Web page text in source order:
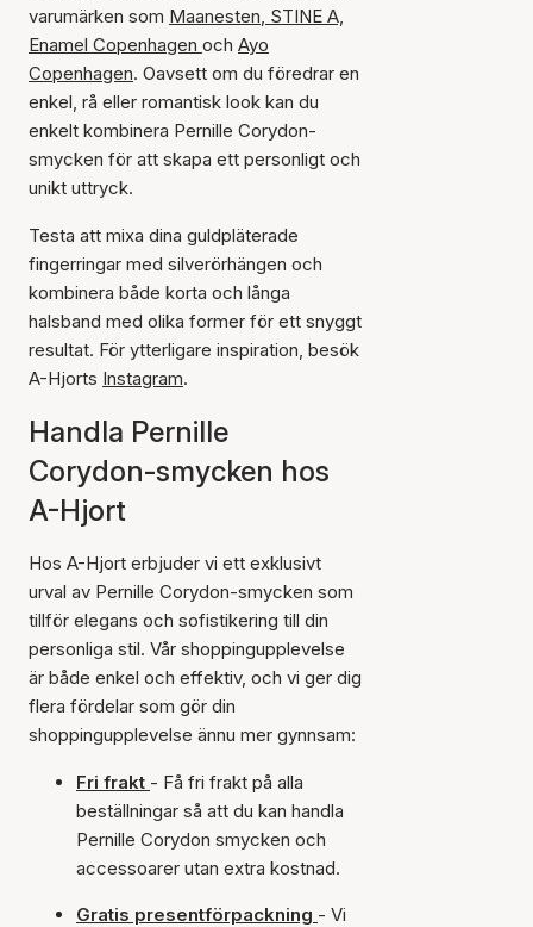
varumärken som Maanesten, STINE A,
Enamel Copenhagen och Ayo
Copenhagen. Oavsett om du föredrar en
enkel, rå eller romantisk look kan du
enkelt kombinera Pernille Corydon-
smycken för att skapa ett personligt och
unikt uttryck.
Testa att mixa dina guldpläterade
fingerringar med silverörhängen och
kombinera både korta och långa
halsband med olika former för ett snyggt
resultat. För ytterligare inspiration, besök
A-Hjorts Instagram.
Handla Pernille
Corydon-smycken hos
A-Hjort
Hos A-Hjort erbjuder vi ett exklusivt
urval av Pernille Corydon-smycken som
tillför elegans och sofistikering till din
personliga stil. Vår shoppingupplevelse
är både enkel och effektiv, och vi ger dig
flera fördelar som gör din
shoppingupplevelse ännu mer gynnsam:
Fri frakt - Få fri frakt på alla
beställningar så att du kan handla
Pernille Corydon smycken och
accessoarer utan extra kostnad.
Gratis presentförpackning - Vi